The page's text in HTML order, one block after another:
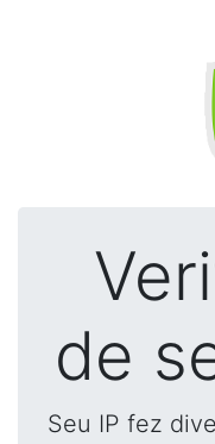
de
Seu IP fez